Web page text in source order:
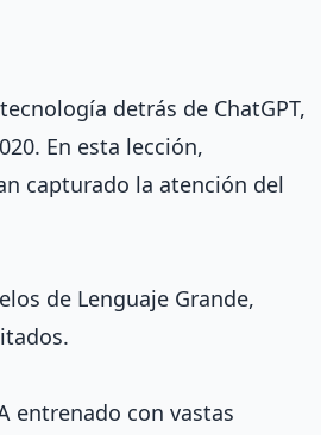
detrás de ChatGPT,
En esta lección,
capturado la atención del
de Lenguaje Grande,
entrenado con vastas